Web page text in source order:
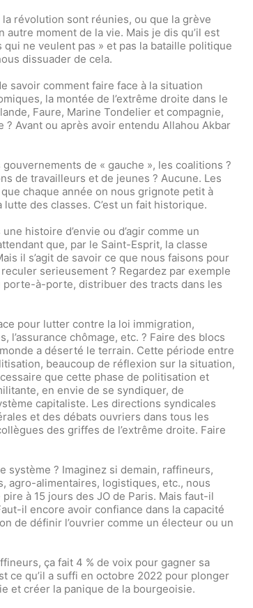
révolution sont réunies, ou que la grève
moment de la vie. Mais je dis qu’il est
ne veulent pas » et pas la bataille politique
dissuader de cela.
savoir comment faire face à la situation
la montée de l’extrême droite dans le
Faure, Marine Tondelier et compagnie,
Avant ou après avoir entendu Allahou Akbar
gouvernements de « gauche », les coalitions ?
de travailleurs et de jeunes ? Aucune. Les
chaque année on nous grignote petit à
des classes. C’est un fait historique.
histoire d’envie ou d’agir comme un
que, par le Saint-Esprit, la classe
il s’agit de savoir ce que nous faisons pour
serieusement ? Regardez par exemple
porte-à-porte, distribuer des tracts dans les
pour lutter contre la loi immigration,
l’assurance chômage, etc. ? Faire des blocs
a déserté le terrain. Cette période entre
beaucoup de réflexion sur la situation,
que cette phase de politisation et
en envie de se syndiquer, de
capitaliste. Les directions syndicales
et des débats ouvriers dans tous les
des griffes de l’extrême droite. Faire
système ? Imaginez si demain, raffineurs,
agro-alimentaires, logistiques, etc., nous
à 15 jours des JO de Paris. Mais faut-il
il encore avoir confiance dans la capacité
de définir l’ouvrier comme un électeur ou un
ça fait 4 % de voix pour gagner sa
ce qu’il a suffi en octobre 2022 pour plonger
et créer la panique de la bourgeoisie.